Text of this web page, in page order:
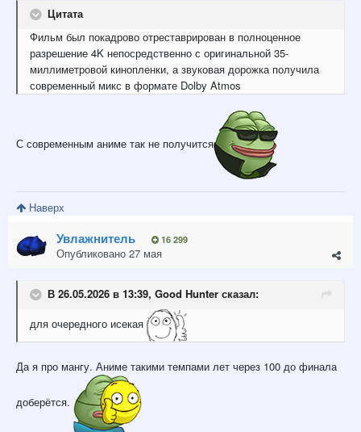
Цитата
Фильм был покадрово отреставрирован в полноценное
разрешение 4K непосредственно с оригинальной 35-
миллиметровой кинопленки, а звуковая дорожка получила
современный микс в формате Dolby Atmos
С современным аниме так не получится
Наверх
Увлажнитель 16 299
Опубликовано 27 мая
В 26.05.2026 в 13:39, Good Hunter сказал:
для очередного исекая
Да я про мангу. Аниме такими темпами лет через 100 до финала
доберётся.